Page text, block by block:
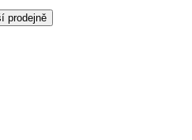
prodejně